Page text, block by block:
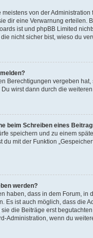
von der
dir eine Verwarnung erteilen.
ist und phpBB Limited
nicht sicher bist, wieso du
Berechtigungen vergeben
wirst dann durch die
beim Schreiben eines
speichern und zu einem
mit der Funktion
werden?
haben, dass in dem Forum, in
Es ist auch möglich, dass die
die Beiträge erst
Administration, wenn du